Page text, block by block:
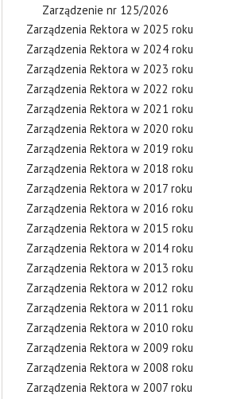
Zarządzenie nr 125/2026
Zarządzenia Rektora w 2025 roku
Zarządzenia Rektora w 2024 roku
Zarządzenia Rektora w 2023 roku
Zarządzenia Rektora w 2022 roku
Zarządzenia Rektora w 2021 roku
Zarządzenia Rektora w 2020 roku
Zarządzenia Rektora w 2019 roku
Zarządzenia Rektora w 2018 roku
Zarządzenia Rektora w 2017 roku
Zarządzenia Rektora w 2016 roku
Zarządzenia Rektora w 2015 roku
Zarządzenia Rektora w 2014 roku
Zarządzenia Rektora w 2013 roku
Zarządzenia Rektora w 2012 roku
Zarządzenia Rektora w 2011 roku
Zarządzenia Rektora w 2010 roku
Zarządzenia Rektora w 2009 roku
Zarządzenia Rektora w 2008 roku
Zarządzenia Rektora w 2007 roku